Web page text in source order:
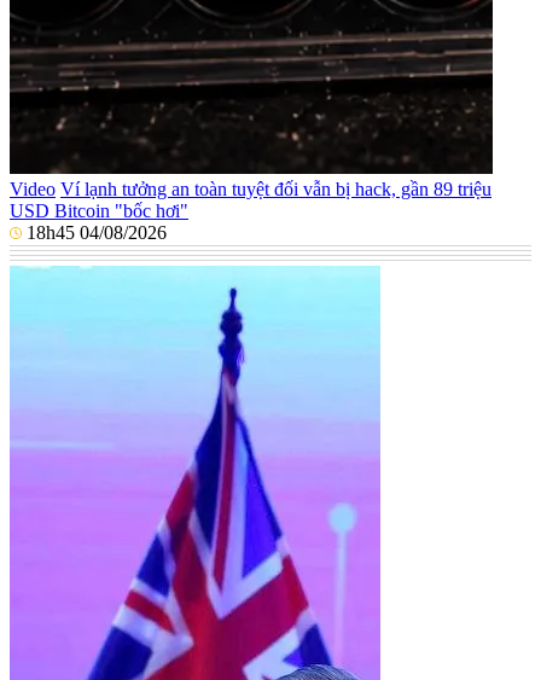
Video Ví lạnh tưởng an toàn tuyệt đối vẫn bị hack, gần 89 triệu
USD Bitcoin "bốc hơi"
18h45 04/08/2026